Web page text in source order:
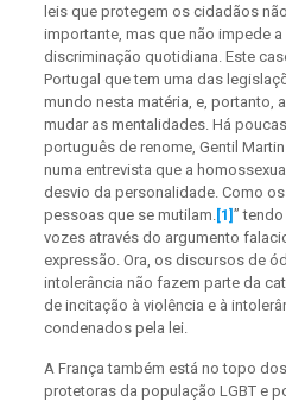
leis que protegem os cidadãos
importante, mas que não impede
discriminação quotidiana. Este
Portugal que tem uma das
mundo nesta matéria, e, portanto,
mudar as mentalidades. Há
português de renome, Gentil
numa entrevista que a
desvio da personalidade. Como
pessoas que se mutilam. [1] ”
vozes através do argumento
expressão. Ora, os discursos de
intolerância não fazem parte da
de incitação à violência e à
condenados pela lei.
A França também está no topo
protetoras da população LGBT e